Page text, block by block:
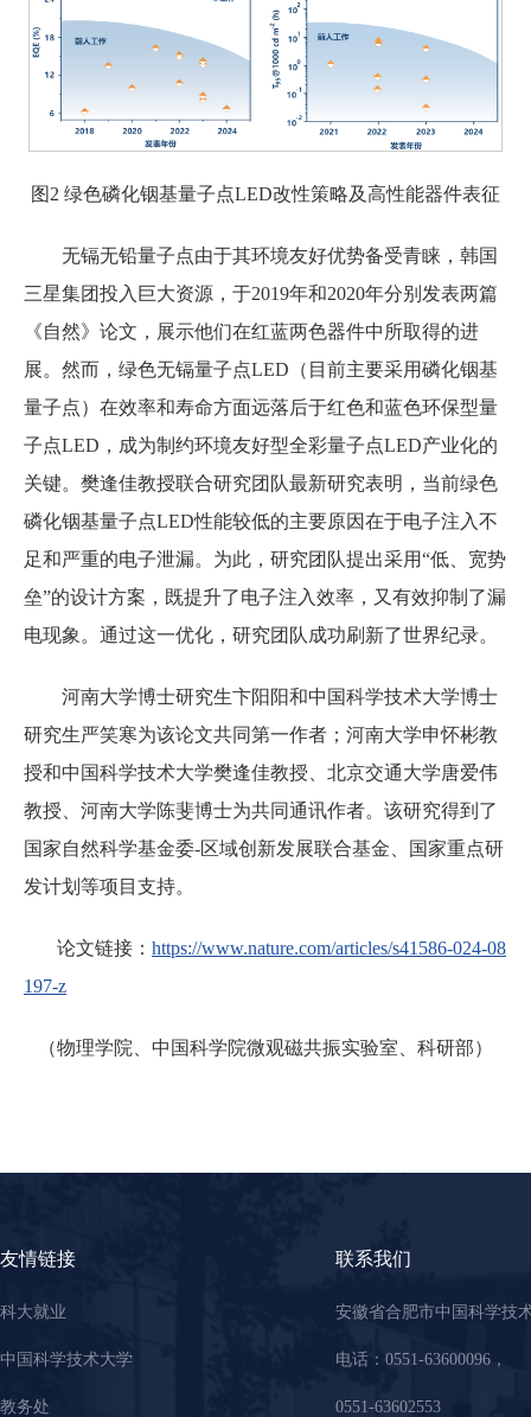
图2 绿色磷化铟基量子点LED改性策略及高性能器件表征
无镉无铅量子点由于其环境友好优势备受青睐，韩国
三星集团投入巨大资源，于2019年和2020年分别发表两篇
《自然》论文，展示他们在红蓝两色器件中所取得的进
展。然而，绿色无镉量子点LED（目前主要采用磷化铟基
量子点）在效率和寿命方面远落后于红色和蓝色环保型量
子点LED，成为制约环境友好型全彩量子点LED产业化的
关键。樊逢佳教授联合研究团队最新研究表明，当前绿色
磷化铟基量子点LED性能较低的主要原因在于电子注入不
足和严重的电子泄漏。为此，研究团队提出采用“低、宽势
垒”的设计方案，既提升了电子注入效率，又有效抑制了漏
电现象。通过这一优化，研究团队成功刷新了世界纪录。
河南大学博士研究生卞阳阳和中国科学技术大学博士
研究生严笑寒为该论文共同第一作者；河南大学申怀彬教
授和中国科学技术大学樊逢佳教授、北京交通大学唐爱伟
教授、河南大学陈斐博士为共同通讯作者。该研究得到了
国家自然科学基金委-区域创新发展联合基金、国家重点研
发计划等项目支持。
论文链接： https://www.nature.com/articles/s41586-024-08
197-z
（物理学院、中国科学院微观磁共振实验室、科研部）
友情链接
科大就业
中国科学技术大学
教务处
联系我们
安徽省合肥市中国科学技
电话：0551-63600096，
0551-63602553